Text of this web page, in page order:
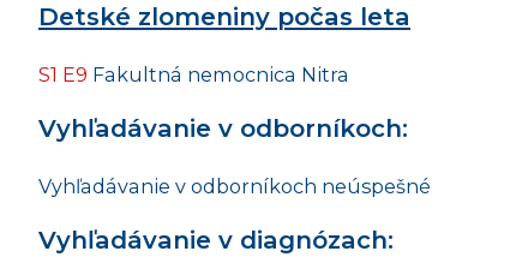
Detské zlomeniny počas leta
S1 E9 Fakultná nemocnica Nitra
Vyhľadávanie v odborníkoch:
Vyhľadávanie v odborníkoch neúspešné
Vyhľadávanie v diagnózach: